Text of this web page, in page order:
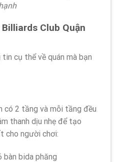
Club Quận
cụ thể về quán mà bạn
có 2 tầng và mỗi tầng đều
thanh dịu nhẹ để tạo
cho người chơi:
bàn bida phăng